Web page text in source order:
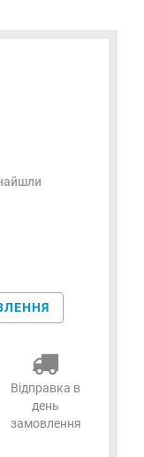
Відправка в
день
замовлення